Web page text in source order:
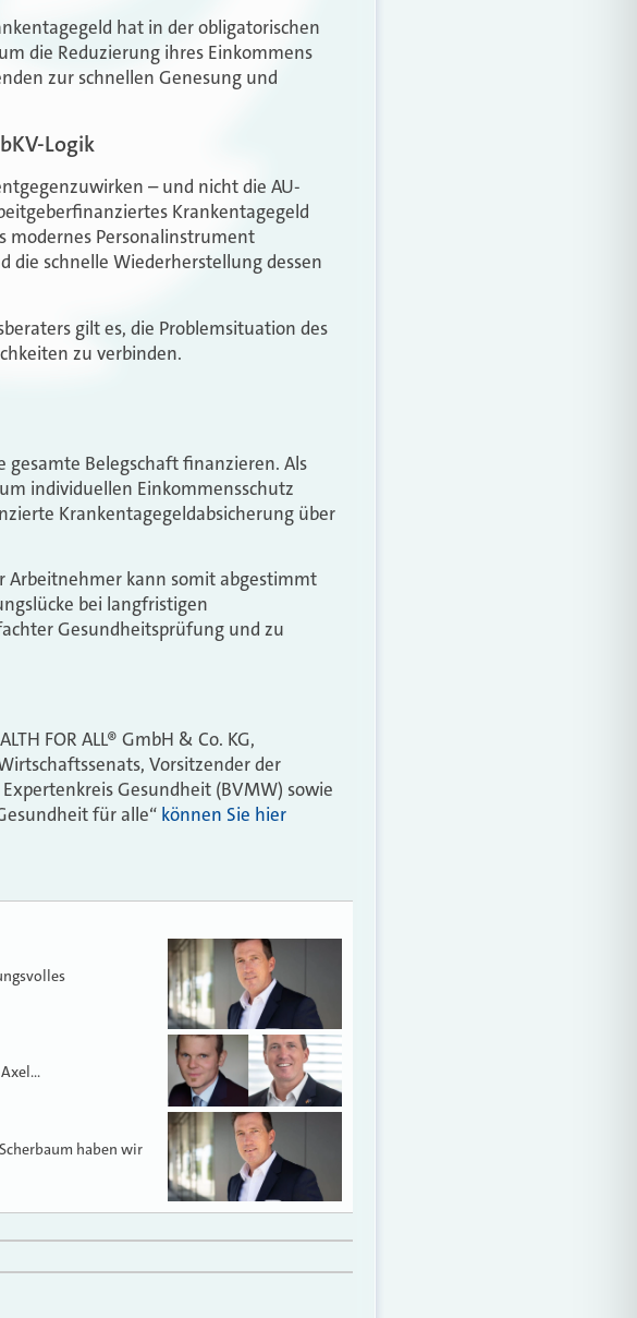
hat in der obligatorischen
die Reduzierung ihres Einkommens
zur schnellen Genesung und
Logik
– und nicht die AU-
Krankentagegeld
modernes Personalinstrument
schnelle Wiederherstellung dessen
gilt es, die Problemsituation des
zu verbinden.
Belegschaft finanzieren. Als
individuellen Einkommensschutz
Krankentagegeldabsicherung über
Arbeitnehmer kann somit abgestimmt
bei langfristigen
Gesundheitsprüfung und zu
FOR ALL® GmbH & Co. KG,
Vorsitzender der
Gesundheit (BVMW) sowie
für alle“ können Sie hier
Scherbaum haben wir